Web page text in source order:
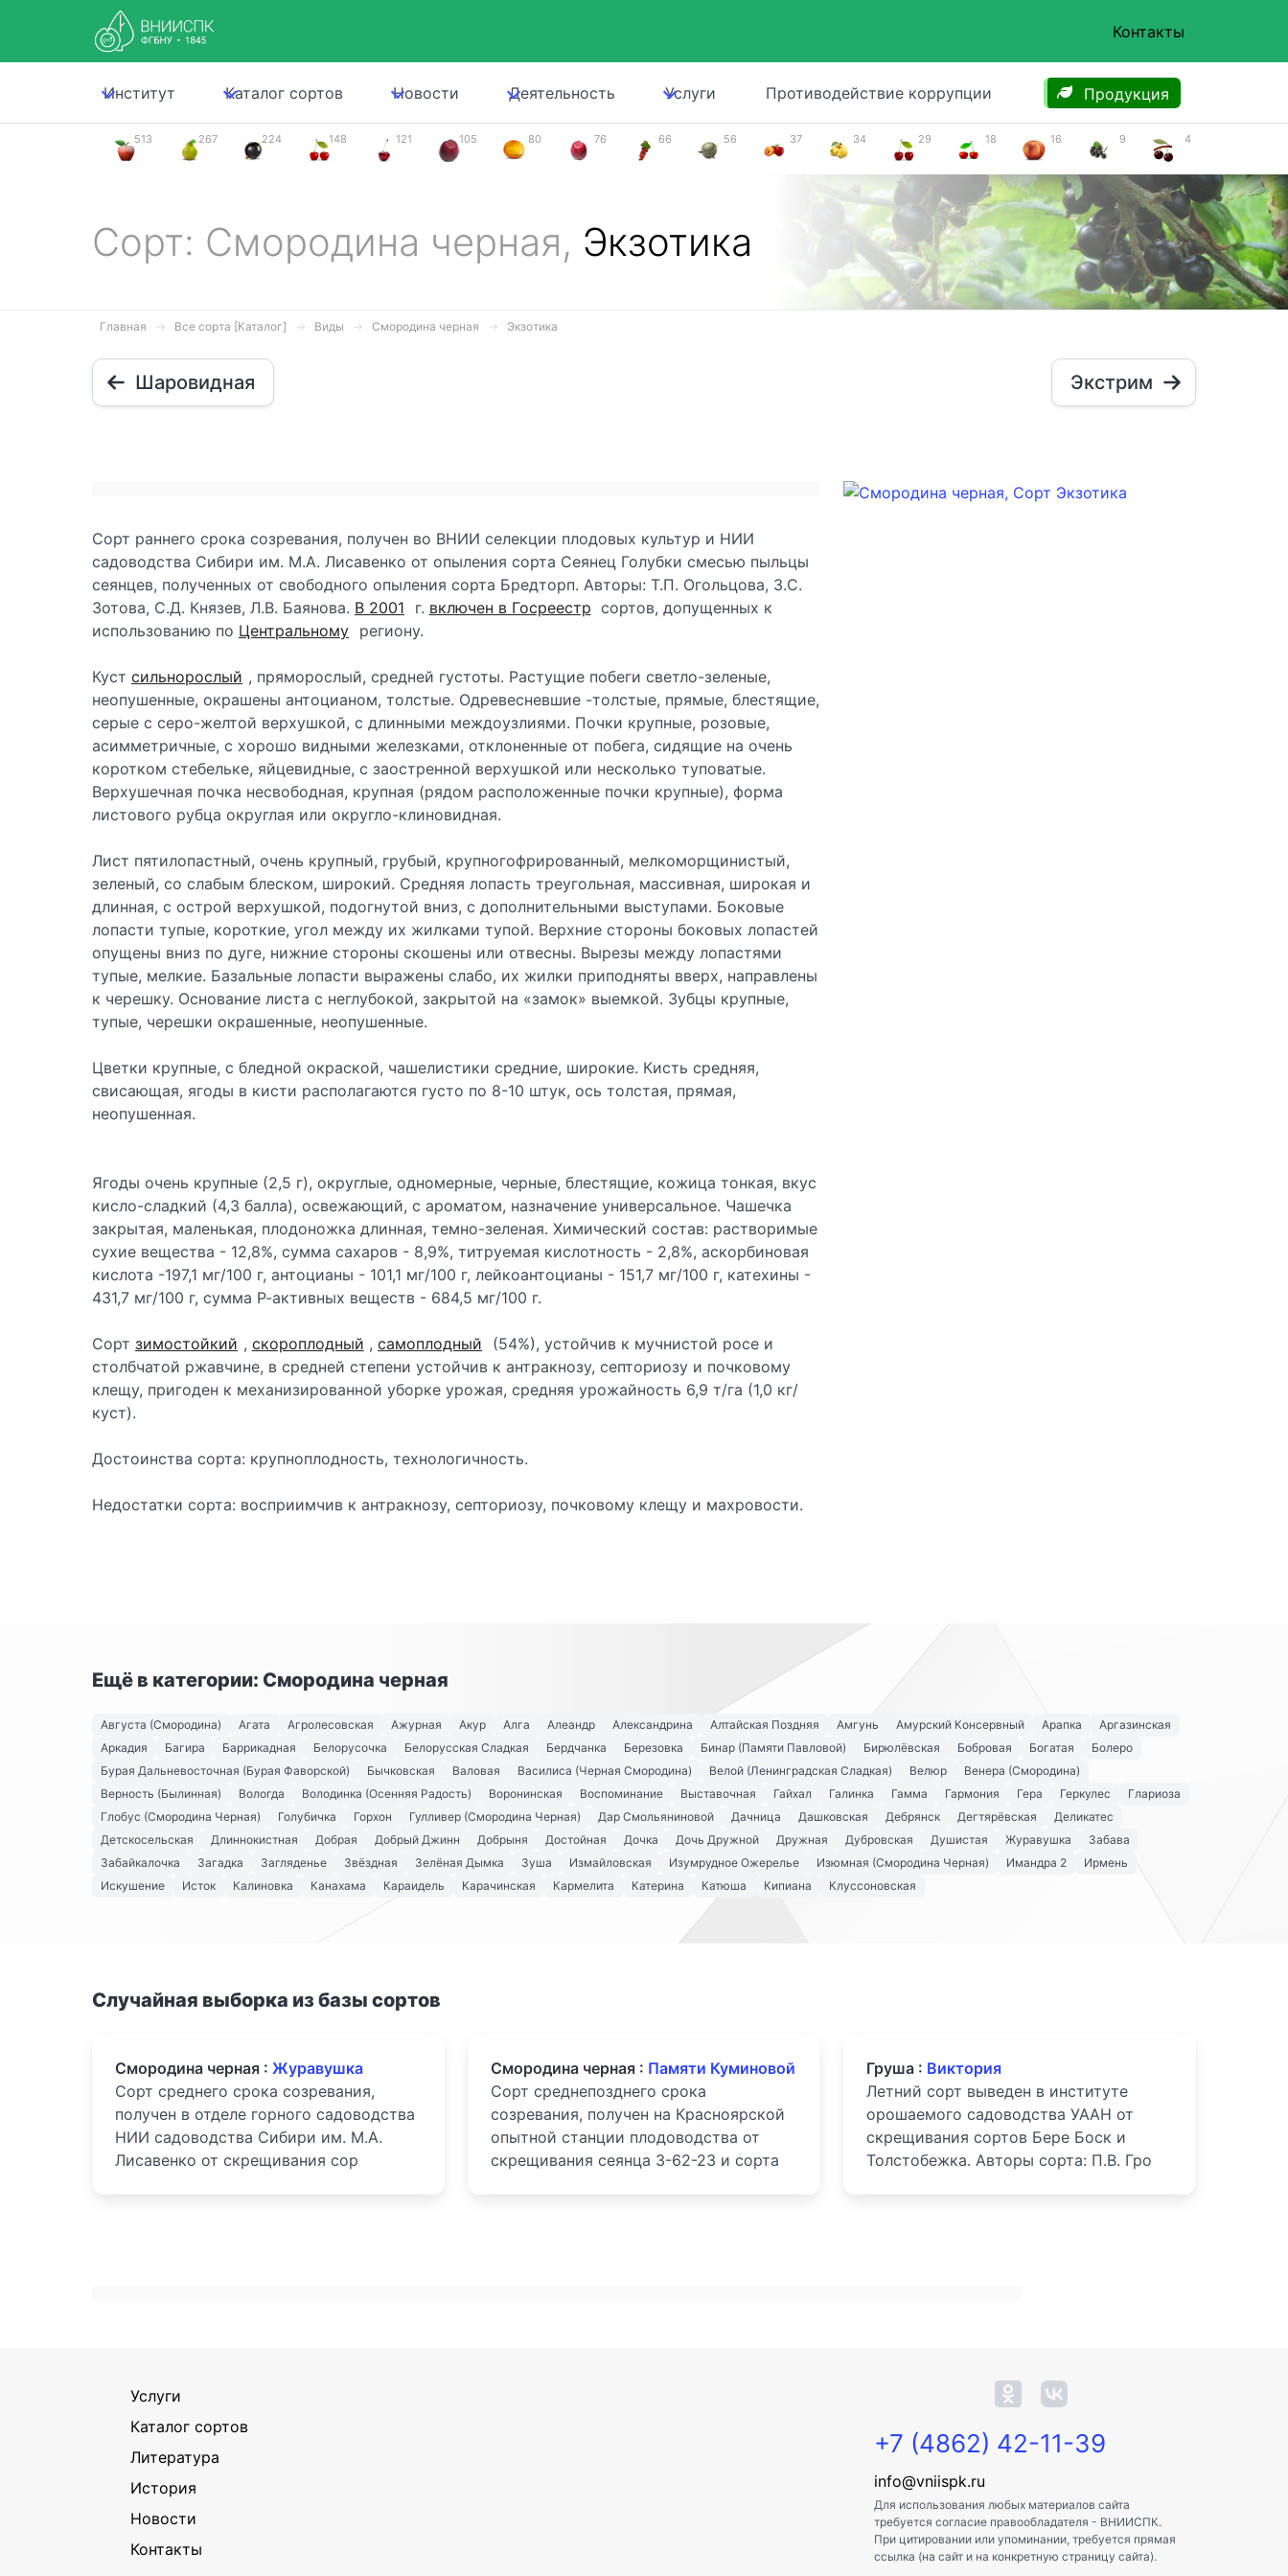
Контакты
Институт Каталог сортов Новости Деятельность Услуги Противодействие коррупции Продукция
513 267 224 148 121 105 80 76 66 56 37 34 29 18 16 9 4
Сорт: Смородина черная, Экзотика
Главная Все сорта [Каталог] Виды Смородина черная Экзотика
Шаровидная Экстрим
Сорт раннего срока созревания, получен во ВНИИ селекции плодовых культур и НИИ
садоводства Сибири им. М.А. Лисавенко от опыления сорта Сеянец Голубки смесью пыльцы
сеянцев, полученных от свободного опыления сорта Бредторп. Авторы: Т.П. Огольцова, З.С.
Зотова, С.Д. Князев, Л.В. Баянова. В 2001 г. включен в Госреестр сортов, допущенных к
использованию по Центральному региону.
Куст сильнорослый , пряморослый, средней густоты. Растущие побеги светло-зеленые,
неопушенные, окрашены антоцианом, толстые. Одревесневшие -толстые, прямые, блестящие,
серые с серо-желтой верхушкой, с длинными междоузлиями. Почки крупные, розовые,
асимметричные, с хорошо видными железками, отклоненные от побега, сидящие на очень
коротком стебельке, яйцевидные, с заостренной верхушкой или несколько туповатые.
Верхушечная почка несвободная, крупная (рядом расположенные почки крупные), форма
листового рубца округлая или округло-клиновидная.
Лист пятилопастный, очень крупный, грубый, крупногофрированный, мелкоморщинистый,
зеленый, со слабым блеском, широкий. Средняя лопасть треугольная, массивная, широкая и
длинная, с острой верхушкой, подогнутой вниз, с дополнительными выступами. Боковые
лопасти тупые, короткие, угол между их жилками тупой. Верхние стороны боковых лопастей
опущены вниз по дуге, нижние стороны скошены или отвесны. Вырезы между лопастями
тупые, мелкие. Базальные лопасти выражены слабо, их жилки приподняты вверх, направлены
к черешку. Основание листа с неглубокой, закрытой на «замок» выемкой. Зубцы крупные,
тупые, черешки окрашенные, неопушенные.
Цветки крупные, с бледной окраской, чашелистики средние, широкие. Кисть средняя,
свисающая, ягоды в кисти располагаются густо по 8-10 штук, ось толстая, прямая,
неопушенная.
Ягоды очень крупные (2,5 г), округлые, одномерные, черные, блестящие, кожица тонкая, вкус
кисло-сладкий (4,3 балла), освежающий, с ароматом, назначение универсальное. Чашечка
закрытая, маленькая, плодоножка длинная, темно-зеленая. Химический состав: растворимые
сухие вещества - 12,8%, сумма сахаров - 8,9%, титруемая кислотность - 2,8%, аскорбиновая
кислота -197,1 мг/100 г, антоцианы - 101,1 мг/100 г, лейкоантоцианы - 151,7 мг/100 г, катехины -
431,7 мг/100 г, сумма Р-активных веществ - 684,5 мг/100 г.
Сорт зимостойкий , скороплодный ,самоплодный
(54%), устойчив к мучнистой росе и
столбчатой ржавчине, в средней степени устойчив к антракнозу, септориозу и почковому
клещу, пригоден к механизированной уборке урожая, средняя урожайность 6,9 т/га (1,0 кг/
куст).
Достоинства сорта: крупноплодность, технологичность.
Недостатки сорта: восприимчив к антракнозу, септориозу, почковому клещу и махровости.
Ещё в категории: Смородина черная
Августа (Смородина) Агата Агролесовская Ажурная Акур Алга Алеандр Александрина Алтайская Поздняя Амгунь Амурский Консервный Арапка
Аргазинская
Аркадия
Багира Баррикадная Белорусочка Белорусская Сладкая Бердчанка Березовка Бинар (Памяти Павловой) Бирюлёвская Бобровая Богатая
Болеро
Бурая Дальневосточная (Бурая Фаворской)
Бычковская Валовая Василиса (Черная Смородина) Велой (Ленинградская Сладкая) Велюр
Венера (Смородина)
Верность (Былинная)
Вологда Володинка (Осенняя Радость) Воронинская Воспоминание Выставочная Гайхал Галинка Гамма Гармония Гера Геркулес
Глариоза
Глобус (Смородина Черная)
Голубичка Горхон Гулливер (Смородина Черная) Дар Смольяниновой Дачница Дашковская Дебрянск Дегтярёвская
Деликатес
Детскосельская
Длиннокистная Добрая Добрый Джинн Добрыня Достойная Дочка Дочь Дружной Дружная Дубровская Душистая Журавушка
Забава
Забайкалочка
Загадка Загляденье Звёздная Зелёная Дымка Зуша Измайловская Изумрудное Ожерелье Изюмная (Смородина Черная) Имандра 2
Ирмень
Искушение
Исток Калиновка Канахама Караидель Карачинская Кармелита Катерина Катюша Кипиана Клуссоновская
Случайная выборка из базы сортов
Смородина черная : Журавушка
Сорт среднего срока созревания,
получен в отделе горного садоводства
НИИ садоводства Сибири им. М.А.
Лисавенко от скрещивания сор
Смородина черная : Памяти Куминовой
Сорт среднепозднего срока
созревания, получен на Красноярской
опытной станции плодоводства от
скрещивания сеянца 3-62-23 и сорта
Груша : Виктория
Летний сорт выведен в институте
орошаемого садоводства УААН от
скрещивания сортов Бере Боск и
Толстобежка. Авторы сорта: П.В. Гро
Услуги
Каталог сортов
Литература
История
Новости
Контакты
+7 (4862) 42-11-39
info@vniispk.ru
Для использования любых материалов сайта
требуется согласие правообладателя - ВНИИСПК.
При цитировании или упоминании, требуется прямая
ссылка (на сайт и на конкретную страницу сайта).